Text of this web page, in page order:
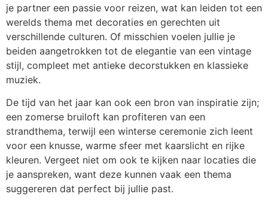
je partner een passie voor reizen, wat kan leiden tot een
werelds thema met decoraties en gerechten uit
verschillende culturen. Of misschien voelen jullie je
beiden aangetrokken tot de elegantie van een vintage
stijl, compleet met antieke decorstukken en klassieke
muziek.
De tijd van het jaar kan ook een bron van inspiratie zijn;
een zomerse bruiloft kan profiteren van een
strandthema, terwijl een winterse ceremonie zich leent
voor een knusse, warme sfeer met kaarslicht en rijke
kleuren. Vergeet niet om ook te kijken naar locaties die
je aanspreken, want deze kunnen vaak een thema
suggereren dat perfect bij jullie past.